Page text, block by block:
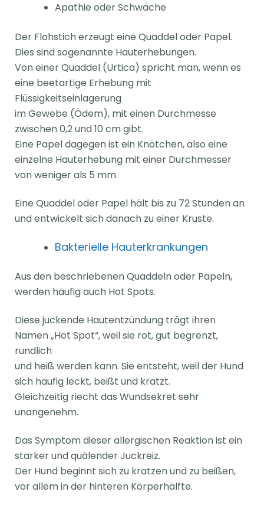
Apathie oder Schwäche
Der Flohstich erzeugt eine Quaddel oder Papel.
Dies sind sogenannte Hauterhebungen.
Von einer Quaddel (Urtica) spricht man, wenn es
eine beetartige Erhebung mit
Flüssigkeitseinlagerung
im Gewebe (Ödem), mit einen Durchmesse
zwischen 0,2 und 10 cm gibt.
Eine Papel dagegen ist ein Knötchen, also eine
einzelne Hauterhebung mit einer Durchmesser
von weniger als 5 mm.
Eine Quaddel oder Papel hält bis zu 72 Stunden an
und entwickelt sich danach zu einer Kruste.
Bakterielle Hauterkrankungen
Aus den beschriebenen Quaddeln oder Papeln,
werden häufig auch Hot Spots.
Diese juckende Hautentzündung trägt ihren
Namen „Hot Spot“, weil sie rot, gut begrenzt,
rundlich
und heiß werden kann. Sie entsteht, weil der Hund
sich häufig leckt, beißt und kratzt.
Gleichzeitig riecht das Wundsekret sehr
unangenehm.
Das Symptom dieser allergischen Reaktion ist ein
starker und quälender Juckreiz.
Der Hund beginnt sich zu kratzen und zu beißen,
vor allem in der hinteren Körperhälfte.